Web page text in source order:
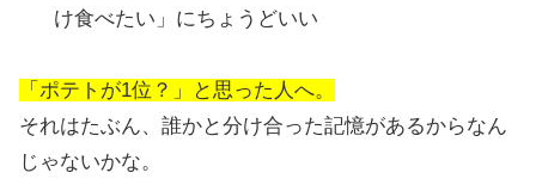
け食べたい」にちょうどいい
「ポテトが1位？」と思った人へ。
それはたぶん、誰かと分け合った記憶があるからなん
じゃないかな。